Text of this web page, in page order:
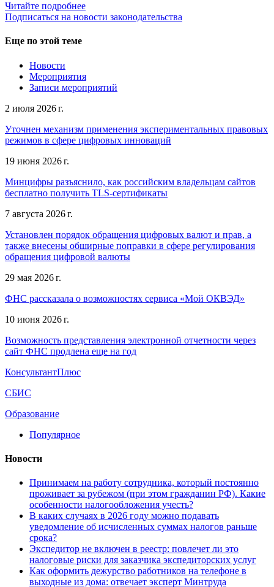
Читайте подробнее
Подписаться на новости законодательства
Еще по этой теме
Новости
Мероприятия
Записи мероприятий
2 июля 2026 г.
Уточнен механизм применения экспериментальных правовых
режимов в сфере цифровых инноваций
19 июня 2026 г.
Минцифры разъяснило, как российским владельцам сайтов
бесплатно получить TLS-сертификаты
7 августа 2026 г.
Установлен порядок обращения цифровых валют и прав, а
также внесены обширные поправки в сфере регулирования
обращения цифровой валюты
29 мая 2026 г.
ФНС рассказала о возможностях сервиса «Мой ОКВЭД»
10 июня 2026 г.
Возможность представления электронной отчетности через
сайт ФНС продлена еще на год
КонсультантПлюс
СБИС
Образование
Популярное
Новости
Принимаем на работу сотрудника, который постоянно
проживает за рубежом (при этом гражданин РФ). Какие
особенности налогообложения учесть?
В каких случаях в 2026 году можно подавать
уведомление об исчисленных суммах налогов раньше
срока?
Экспедитор не включен в реестр: повлечет ли это
налоговые риски для заказчика экспедиторских услуг
Как оформить дежурство работников на телефоне в
выходные из дома: отвечает эксперт Минтруда